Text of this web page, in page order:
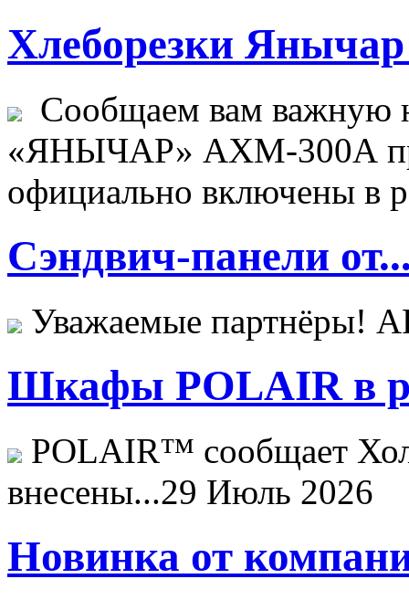
Хлеборезки Янычар
Сообщаем вам важную
«ЯНЫЧАР» АХМ-300А
официально включены в
Сэндвич-панели
Уважаемые
Шкафы POLAIR в
POLAIR™ сообщает
внесены...29 Июль 2026
Новинка от